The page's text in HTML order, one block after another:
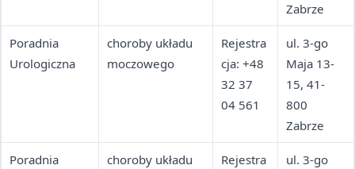
Zabrze
Poradnia
Urologiczna
choroby układu
moczowego
Rejestra
cja: +48
32 37
04 561
ul. 3-go
Maja 13-
15, 41-
800
Zabrze
Poradnia
choroby układu
Rejestra
ul. 3-go